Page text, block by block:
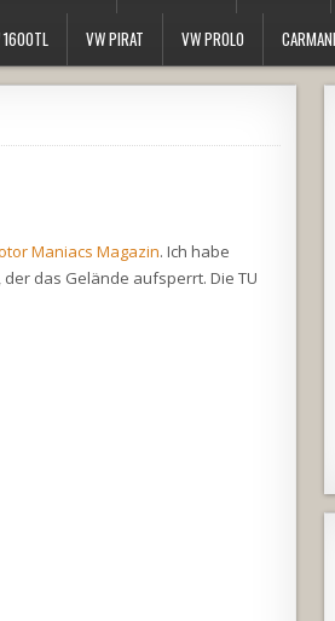
1600TL VW PIRAT VW PROLO
Maniacs Magazin. Ich habe
der das Gelände aufsperrt. Die TU